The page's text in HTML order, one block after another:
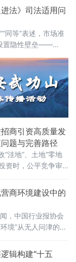
政法大学法治化营
中心揭牌仪式既同
序——地方政府促
径”法治化营商环境
期活动上，以企业
的真谛：“一个
法》司法适用问
同等”表述，市场准
置隐性壁垒——
然而，北京企业法
坤6月7日在中国政
与数字金融研究中
治筑基、商业有序
和高质量发展路
商引资高质量发
题与完善路径
“洼地”、土地“零地
资时，公平竞争审
分地区仍屡屡出
地方保护、跨区域恶
院院长吴长军6月7
商环境建设与数字
期举办的“法治筑
商环境建设中的
，中国行业报协会
境”从无人问津的模
建设与数字金融研
辑构建“十五